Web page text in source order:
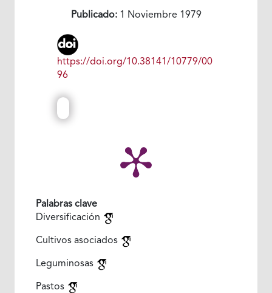
Publicado:1 Noviembre 1979
https://doi.org/10.38141/10779/00
96
Palabras clave
Diversificación
Cultivos asociados
Leguminosas
Pastos